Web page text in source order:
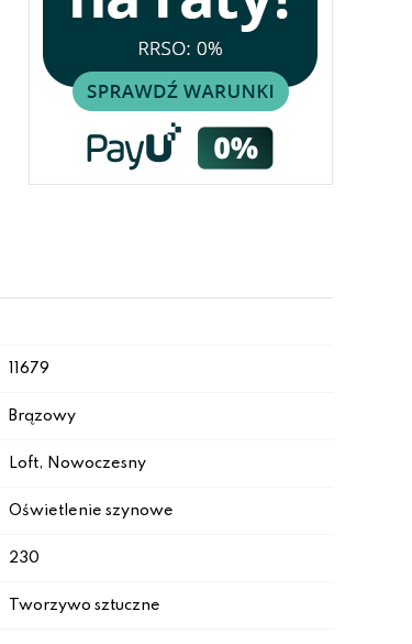
11679
Brązowy
Loft, Nowoczesny
Oświetlenie szynowe
230
Tworzywo sztuczne